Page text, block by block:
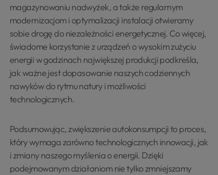
magazynowaniu nadwyżek, a także regularnym
modernizacjom i optymalizacji instalacji otwieramy
sobie drogę do niezależności energetycznej. Co więcej,
świadome korzystanie z urządzeń o wysokim zużyciu
energii w godzinach największej produkcji podkreśla,
jak ważne jest dopasowanie naszych codziennych
nawyków do rytmu natury i możliwości
technologicznych.
Podsumowując, zwiększenie autokonsumpcji to proces,
który wymaga zarówno technologicznych innowacji, jak
i zmiany naszego myślenia o energii. Dzięki
podejmowanym działaniom nie tylko zmniejszamy